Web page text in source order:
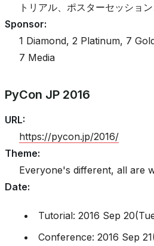
トリアル、ポスターセッショ
Sponsor:
1 Diamond, 2 Platinum, 7
7 Media
PyCon JP 2016
URL:
https://pycon.jp/2016/
Theme:
Everyone's different, all are
Date:
Tutorial: 2016 Sep
Conference: 2016 Sep